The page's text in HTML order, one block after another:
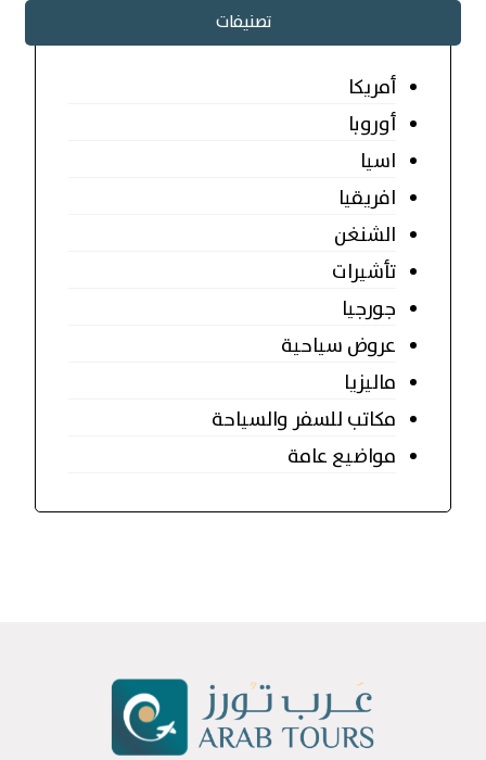
تصنيفات
أمريكا
أوروبا
اسيا
افريقيا
الشنغن
تأشيرات
جورجيا
عروض سياحية
ماليزيا
مكاتب للسفر والسياحة
مواضيع عامة